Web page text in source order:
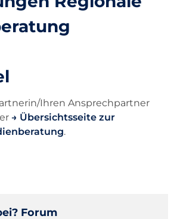
Ihren Ansprechpartner
Übersichtsseite zur
.
Forum